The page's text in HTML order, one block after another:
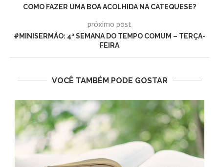
COMO FAZER UMA BOA ACOLHIDA NA CATEQUESE?
próximo post
#MINISERMÃO: 4ª SEMANA DO TEMPO COMUM – TERÇA-
FEIRA
VOCÊ TAMBÉM PODE GOSTAR